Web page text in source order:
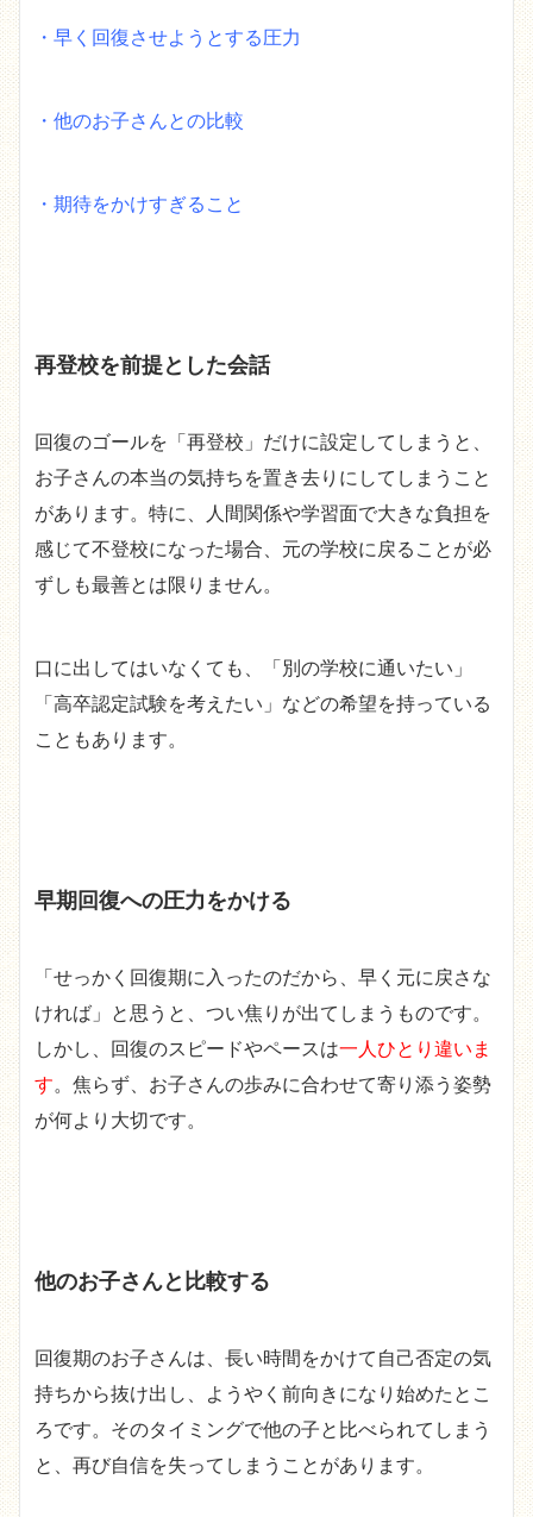
・早く回復させようとする圧力
・他のお子さんとの比較
・期待をかけすぎること
再登校を前提とした会話
回復のゴールを「再登校」だけに設定してしまうと、
お子さんの本当の気持ちを置き去りにしてしまうこと
があります。特に、人間関係や学習面で大きな負担を
感じて不登校になった場合、元の学校に戻ることが必
ずしも最善とは限りません。
口に出してはいなくても、「別の学校に通いたい」
「高卒認定試験を考えたい」などの希望を持っている
こともあります。
早期回復への圧力をかける
「せっかく回復期に入ったのだから、早く元に戻さな
ければ」と思うと、つい焦りが出てしまうものです。
しかし、回復のスピードやペースは一人ひとり違いま
す。焦らず、お子さんの歩みに合わせて寄り添う姿勢
が何より大切です。
他のお子さんと比較する
回復期のお子さんは、長い時間をかけて自己否定の気
持ちから抜け出し、ようやく前向きになり始めたとこ
ろです。そのタイミングで他の子と比べられてしまう
と、再び自信を失ってしまうことがあります。